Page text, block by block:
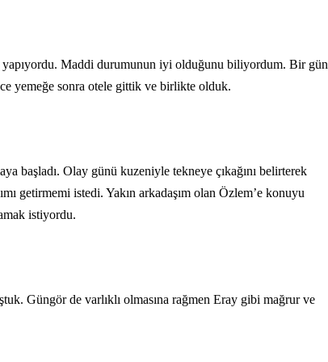
yapıyordu. Maddi durumunun iyi olduğunu biliyordum. Bir gün
yemeğe sonra otele gittik ve birlikte olduk.
başladı. Olay günü kuzeniyle tekneye çıkağını belirterek
getirmemi istedi. Yakın arkadaşım olan Özlem’e konuyu
istiyordu.
Güngör de varlıklı olmasına rağmen Eray gibi mağrur ve